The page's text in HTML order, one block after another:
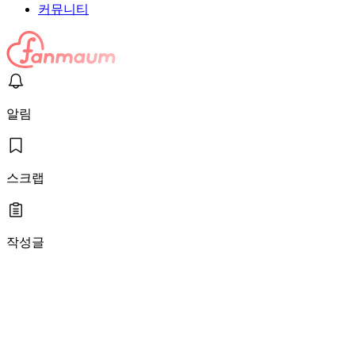
커뮤니티
알림
스크랩
작성글